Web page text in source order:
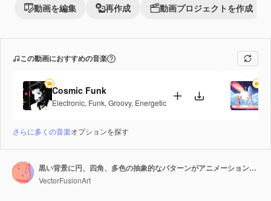
動画を編集 再作成 動画プロジェクトを作成
この動画におすすめの音楽
Cosmic Funk
Electronic, Funk, Groovy, Energetic
さらに多くの音楽オプションを探す
黒い背景に円、四角、多色の抽象的なパターンがアニメーションで表示される。
VectorFusionArt